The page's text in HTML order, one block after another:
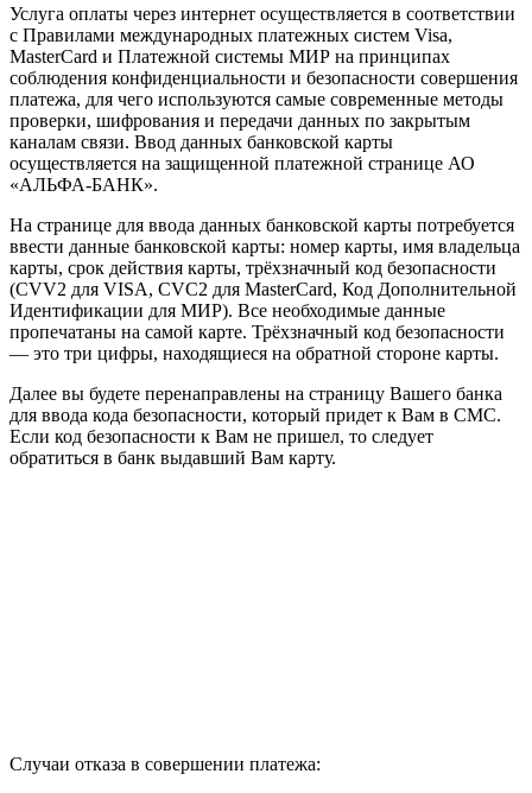
Услуга оплаты через интернет осуществляется в соответствии
с Правилами международных платежных систем Visa,
MasterCard и Платежной системы МИР на принципах
соблюдения конфиденциальности и безопасности совершения
платежа, для чего используются самые современные методы
проверки, шифрования и передачи данных по закрытым
каналам связи. Ввод данных банковской карты
осуществляется на защищенной платежной странице АО
«АЛЬФА-БАНК».
На странице для ввода данных банковской карты потребуется
ввести данные банковской карты: номер карты, имя владельца
карты, срок действия карты, трёхзначный код безопасности
(CVV2 для VISA, CVC2 для MasterCard, Код Дополнительной
Идентификации для МИР). Все необходимые данные
пропечатаны на самой карте. Трёхзначный код безопасности
— это три цифры, находящиеся на обратной стороне карты.
Далее вы будете перенаправлены на страницу Вашего банка
для ввода кода безопасности, который придет к Вам в СМС.
Если код безопасности к Вам не пришел, то следует
обратиться в банк выдавший Вам карту.
Случаи отказа в совершении платежа: